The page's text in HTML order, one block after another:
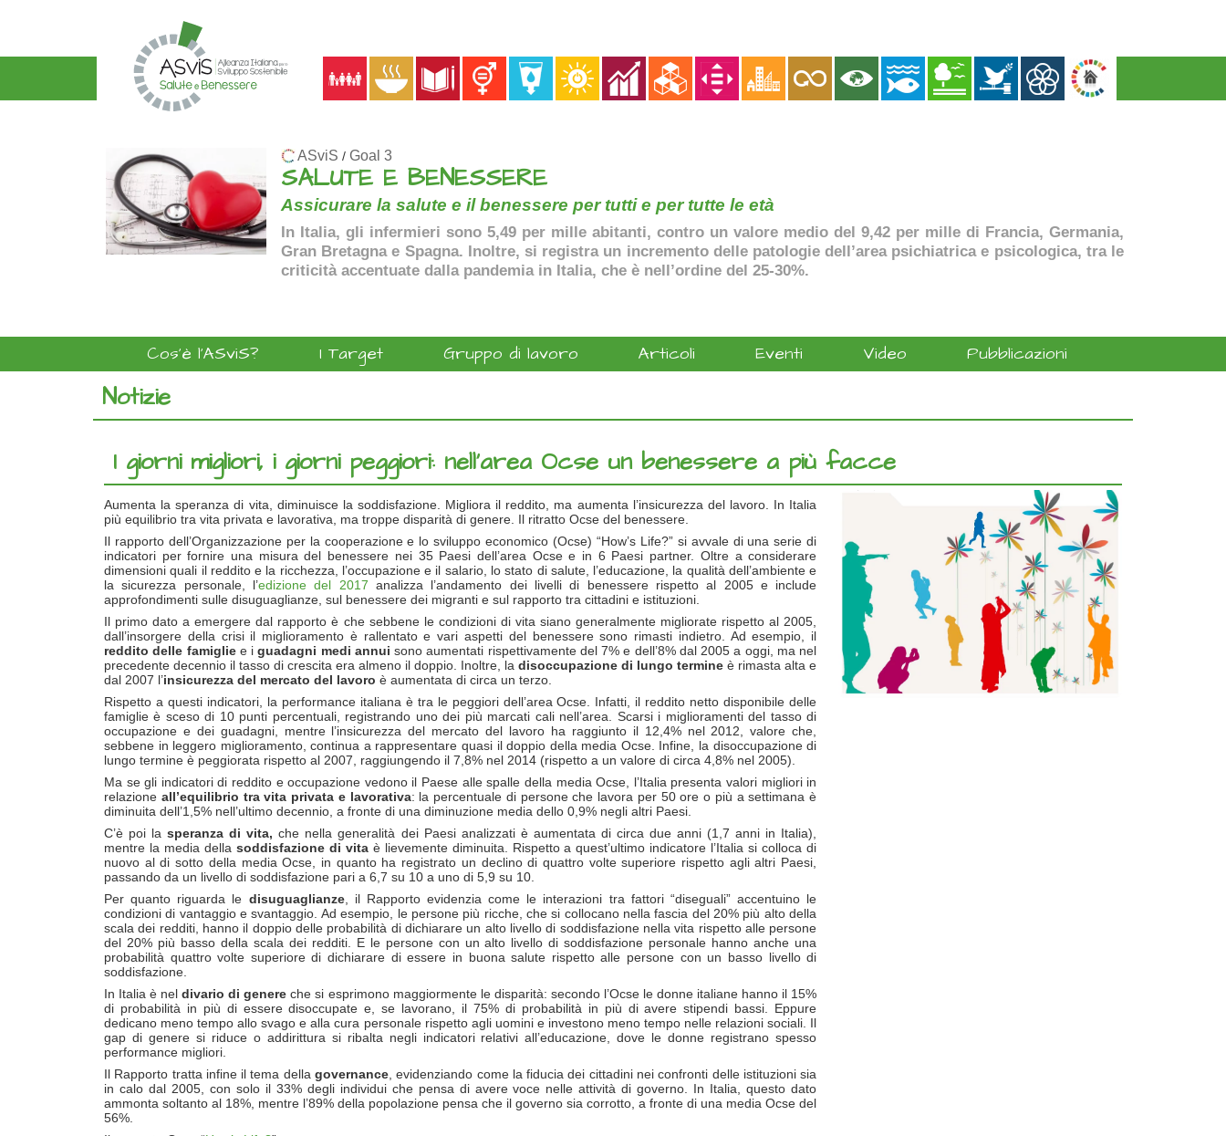
ASviS / Goal 3
SALUTE E BENESSERE
Assicurare la salute e il benessere per tutti e per tutte le età
In Italia, gli infermieri sono 5,49 per mille abitanti, contro un valore medio del 9,42 per mille di Francia, Germania,
Gran Bretagna e Spagna. Inoltre, si registra un incremento delle patologie dell’area psichiatrica e psicologica, tra le
criticità accentuate dalla pandemia in Italia, che è nell’ordine del 25-30%.
Cos'è l'ASviS? I Target Gruppo di lavoro Articoli Eventi Video Pubblicazioni
Notizie
I giorni migliori, i giorni peggiori: nell’area Ocse un benessere a più facce
Aumenta la speranza di vita, diminuisce la soddisfazione. Migliora il reddito, ma aumenta l’insicurezza del lavoro. In Italia
più equilibrio tra vita privata e lavorativa, ma troppe disparità di genere. Il ritratto Ocse del benessere.
Il rapporto dell’Organizzazione per la cooperazione e lo sviluppo economico (Ocse) “How’s Life?” si avvale di una serie di
indicatori per fornire una misura del benessere nei 35 Paesi dell’area Ocse e in 6 Paesi partner. Oltre a considerare
dimensioni quali il reddito e la ricchezza, l’occupazione e il salario, lo stato di salute, l’educazione, la qualità dell’ambiente e
la sicurezza personale, l’edizione del 2017 analizza l’andamento dei livelli di benessere rispetto al 2005 e include
approfondimenti sulle disuguaglianze, sul benessere dei migranti e sul rapporto tra cittadini e istituzioni.
Il primo dato a emergere dal rapporto è che sebbene le condizioni di vita siano generalmente migliorate rispetto al 2005,
dall’insorgere della crisi il miglioramento è rallentato e vari aspetti del benessere sono rimasti indietro. Ad esempio, il
reddito delle famigliee iguadagni medi annui sono aumentati rispettivamente del 7% e dell’8% dal 2005 a oggi, ma nel
precedente decennio il tasso di crescita era almeno il doppio. Inoltre, ladisoccupazione di lungo termine è rimasta alta e
dal 2007 l’insicurezza del mercato del lavoro è aumentata di circa un terzo.
Rispetto a questi indicatori, la performance italiana è tra le peggiori dell’area Ocse. Infatti, il reddito netto disponibile delle
famiglie è sceso di 10 punti percentuali, registrando uno dei più marcati cali nell’area. Scarsi i miglioramenti del tasso di
occupazione e dei guadagni, mentre l’insicurezza del mercato del lavoro ha raggiunto il 12,4% nel 2012, valore che,
sebbene in leggero miglioramento, continua a rappresentare quasi il doppio della media Ocse. Infine, la disoccupazione di
lungo termine è peggiorata rispetto al 2007, raggiungendo il 7,8% nel 2014 (rispetto a un valore di circa 4,8% nel 2005).
Ma se gli indicatori di reddito e occupazione vedono il Paese alle spalle della media Ocse, l’Italia presenta valori migliori in
relazione all’equilibrio tra vita privata e lavorativa: la percentuale di persone che lavora per 50 ore o più a settimana è
diminuita dell’1,5% nell’ultimo decennio, a fronte di una diminuzione media dello 0,9% negli altri Paesi.
C’è poi lasperanza di vita,che nella generalità dei Paesi analizzati è aumentata di circa due anni (1,7 anni in Italia),
mentre la media della soddisfazione di vitaè lievemente diminuita. Rispetto a quest’ultimo indicatore l’Italia si colloca di
nuovo al di sotto della media Ocse, in quanto ha registrato un declino di quattro volte superiore rispetto agli altri Paesi,
passando da un livello di soddisfazione pari a 6,7 su 10 a uno di 5,9 su 10.
Per quanto riguarda le disuguaglianze, il Rapporto evidenzia come le interazioni tra fattori “diseguali” accentuino le
condizioni di vantaggio e svantaggio. Ad esempio, le persone più ricche, che si collocano nella fascia del 20% più alto della
scala dei redditi, hanno il doppio delle probabilità di dichiarare un alto livello di soddisfazione nella vita rispetto alle persone
del 20% più basso della scala dei redditi. E le persone con un alto livello di soddisfazione personale hanno anche una
probabilità quattro volte superiore di dichiarare di essere in buona salute rispetto alle persone con un basso livello di
soddisfazione.
In Italia è neldivario di genere che si esprimono maggiormente le disparità: secondo l’Ocse le donne italiane hanno il 15%
di probabilità in più di essere disoccupate e, se lavorano, il 75% di probabilità in più di avere stipendi bassi. Eppure
dedicano meno tempo allo svago e alla cura personale rispetto agli uomini e investono meno tempo nelle relazioni sociali. Il
gap di genere si riduce o addirittura si ribalta negli indicatori relativi all’educazione, dove le donne registrano spesso
performance migliori.
Il Rapporto tratta infine il tema dellagovernance , evidenziando come la fiducia dei cittadini nei confronti delle istituzioni sia
in calo dal 2005, con solo il 33% degli individui che pensa di avere voce nelle attività di governo. In Italia, questo dato
ammonta soltanto al 18%, mentre l’89% della popolazione pensa che il governo sia corrotto, a fronte di una media Ocse del
56%.